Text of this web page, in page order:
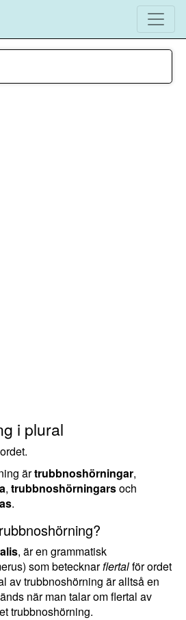
i plural
ärtrubbnoshörningar,
, trubbnoshörningarsoch
.
, är en grammatisk
som betecknarflertalför ordet
av trubbnoshörning är alltså en
när man talar om flertal av
trubbnoshörning.